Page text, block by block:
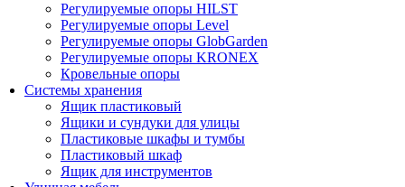
Регулируемые опоры HILST
Регулируемые опоры Level
Регулируемые опоры GlobGarden
Регулируемые опоры KRONEX
Кровельные опоры
Системы хранения
Ящик пластиковый
Ящики и сундуки для улицы
Пластиковые шкафы и тумбы
Пластиковый шкаф
Ящик для инструментов